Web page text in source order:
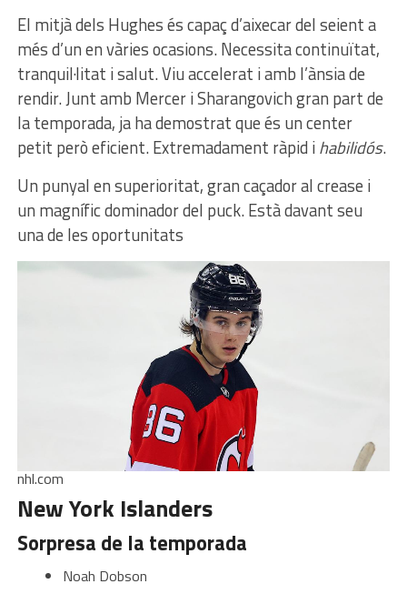
El mitjà dels Hughes és capaç d’aixecar del seient a
més d’un en vàries ocasions. Necessita continuïtat,
tranquil·litat i salut. Viu accelerat i amb l’ànsia de
rendir. Junt amb Mercer i Sharangovich gran part de
la temporada, ja ha demostrat que és un center
petit però eficient. Extremadament ràpid ihabilidós.
Un punyal en superioritat, gran caçador al crease i
un magnífic dominador del puck. Està davant seu
una de les oportunitats
nhl.com
New York Islanders
Sorpresa de la temporada
Noah Dobson